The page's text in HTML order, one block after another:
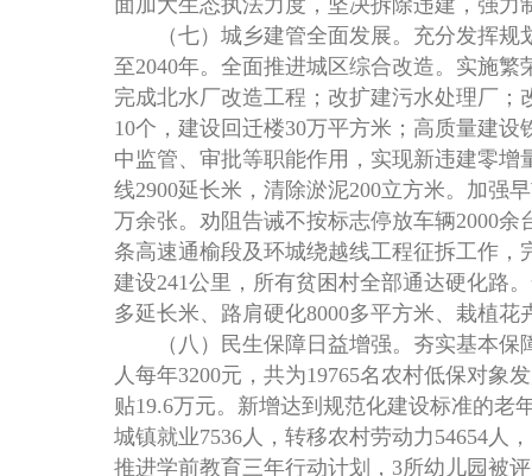
面加大生态执法力度，坚决拆除违建，强
（七）城乡建管全面发展。充分发挥规
至2040年。全面推进城区综合改造。实施
完成北水厂改造工程；改扩建污水处理厂
10个，建设回迁楼30万平方米；高质量建
中监管、审批等职能作用，实现新违建零
线2900延长米，清除淤泥200立方米。加强
万余张。劝阻告诫不按标志停放车辆2000
条高速通榆段及环城绕越线工程征拆工作
建设241公里，所有贫困村全部通达硬化路
多延长米、路肩硬化8000多平方米、栽植
（八）民生保障日益增强。夯实基本保障
人每年3200元，共为19765名农村低保对象
贴19.6万元。新增达到规范化建设标准的老
城镇就业7536人，转移农村劳动力54654人
推进学前教育三年行动计划，3所幼儿园被